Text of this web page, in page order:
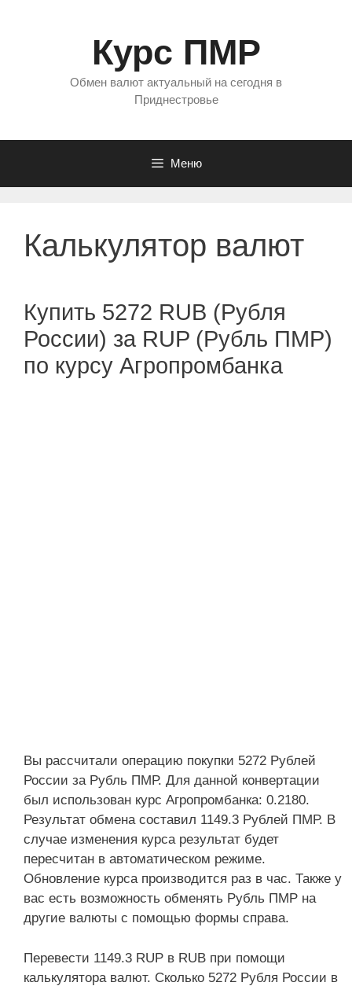
Курс ПМР
Обмен валют актуальный на сегодня в
Приднестровье
Меню
Калькулятор валют
Купить 5272 RUB (Рубля
России) за RUP (Рубль ПМР)
по курсу Агропромбанка
Вы рассчитали операцию покупки 5272 Рублей
России за Рубль ПМР. Для данной конвертации
был использован курс Агропромбанка: 0.2180.
Результат обмена составил 1149.3 Рублей ПМР. В
случае изменения курса результат будет
пересчитан в автоматическом режиме.
Обновление курса производится раз в час. Также у
вас есть возможность обменять Рубль ПМР на
другие валюты с помощью формы справа.
Перевести 1149.3 RUP в RUB при помощи
калькулятора валют. Сколько 5272 Рубля России в